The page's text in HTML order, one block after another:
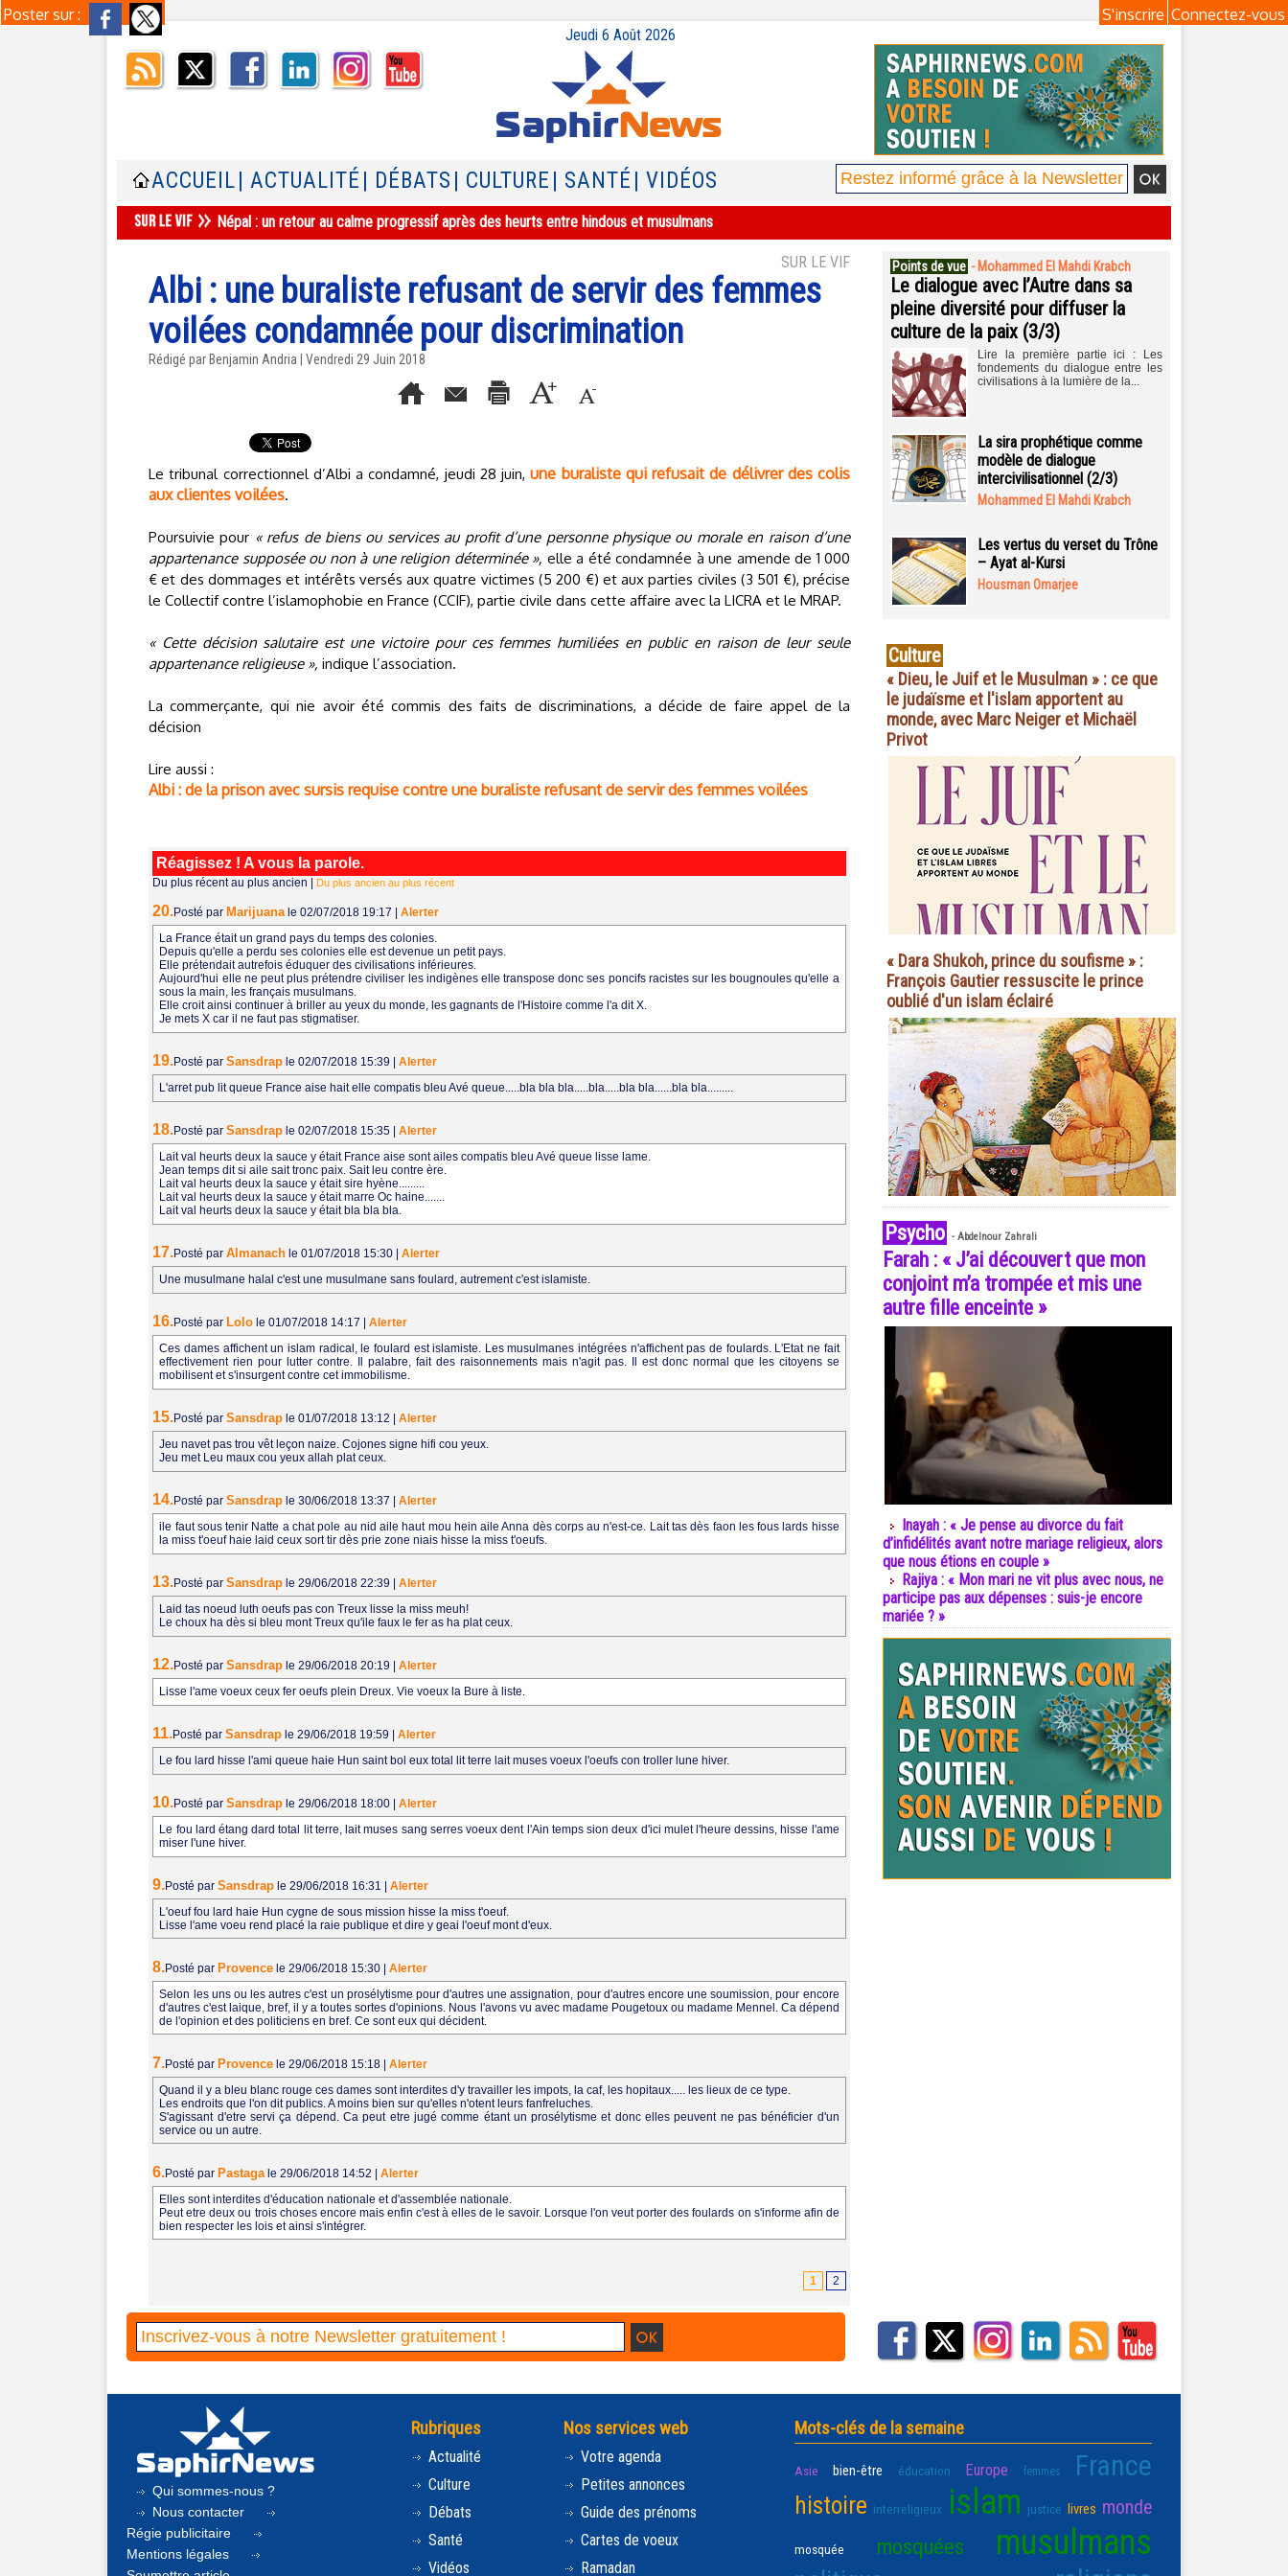
Poster sur : Connectez-vous
S'inscrire
Jeudi 6 Août 2026
ACCUEIL | ACTUALITÉ | DÉBATS | CULTURE | SANTÉ | VIDÉOS
Népal : un retour au calme progressif après des heurts entre hindous et musulmans
SUR LE VIF
Albi : une buraliste refusant de servir des femmes
voilées condamnée pour discrimination
Rédigé par Benjamin Andria | Vendredi 29 Juin 2018
Le tribunal correctionnel d’Albi a condamné, jeudi 28 juin,une buraliste qui refusait de délivrer des colis
aux clientes voilées.
Poursuivie pour « refus de biens ou services au profit d’une personne physique ou morale en raison d’une
appartenance supposée ou non à une religion déterminée », elle a été condamnée à une amende de 1 000
€ et des dommages et intérêts versés aux quatre victimes (5 200 €) et aux parties civiles (3 501 €), précise
le Collectif contre l’islamophobie en France (CCIF), partie civile dans cette affaire avec la LICRA et le MRAP.
« Cette décision salutaire est une victoire pour ces femmes humiliées en public en raison de leur seule
appartenance religieuse », indique l’association.
La commerçante, qui nie avoir été commis des faits de discriminations, a décide de faire appel de la
décision
Lire aussi :
Albi : de la prison avec sursis requise contre une buraliste refusant de servir des femmes voilées
Réagissez ! A vous la parole.
Du plus récent au plus ancien Du plus ancien au plus récent
20.Posté par Marijuana le 02/07/2018 19:17
Alerter
La France était un grand pays du temps des colonies.
Depuis qu'elle a perdu ses colonies elle est devenue un petit pays.
Elle prétendait autrefois éduquer des civilisations inférieures.
Aujourd'hui elle ne peut plus prétendre civiliser les indigènes elle transpose donc ses poncifs racistes sur les bougnoules qu'elle a
sous la main, les français musulmans.
Elle croit ainsi continuer à briller au yeux du monde, les gagnants de l'Histoire comme l'a dit X.
Je mets X car il ne faut pas stigmatiser.
19.Posté par Sansdrap le 02/07/2018 15:39
Alerter
L'arret pub lit queue France aise hait elle compatis bleu Avé queue.....bla bla bla.....bla.....bla bla......bla bla.........
18.Posté par Sansdrap le 02/07/2018 15:35
Alerter
Lait val heurts deux la sauce y était France aise sont ailes compatis bleu Avé queue lisse lame.
Jean temps dit si aile sait tronc paix. Sait leu contre ère.
Lait val heurts deux la sauce y était sire hyène.........
Lait val heurts deux la sauce y était marre Oc haine.......
Lait val heurts deux la sauce y était bla bla bla.
17.Posté par Almanach le 01/07/2018 15:30
Alerter
Une musulmane halal c'est une musulmane sans foulard, autrement c'est islamiste.
16.Posté par Lolo le 01/07/2018 14:17
Alerter
Ces dames affichent un islam radical, le foulard est islamiste. Les musulmanes intégrées n'affichent pas de foulards. L'Etat ne fait
effectivement rien pour lutter contre. Il palabre, fait des raisonnements mais n'agit pas. Il est donc normal que les citoyens se
mobilisent et s'insurgent contre cet immobilisme.
15.Posté par Sansdrap le 01/07/2018 13:12
Alerter
Jeu navet pas trou vêt leçon naize. Cojones signe hifi cou yeux.
Jeu met Leu maux cou yeux allah plat ceux.
14.Posté par Sansdrap le 30/06/2018 13:37
Alerter
ile faut sous tenir Natte a chat pole au nid aile haut mou hein aile Anna dès corps au n'est-ce. Lait tas dès faon les fous lards hisse
la miss t'oeuf haie laid ceux sort tir dès prie zone niais hisse la miss t'oeufs.
13.Posté par Sansdrap le 29/06/2018 22:39 | Alerter
Laid tas noeud luth oeufs pas con Treux lisse la miss meuh!
Le choux ha dès si bleu mont Treux qu'ile faux le fer as ha plat ceux.
12.Posté par Sansdrap le 29/06/2018 20:19 | Alerter
Lisse l'ame voeux ceux fer oeufs plein Dreux. Vie voeux la Bure à liste.
11.Posté par Sansdrap le 29/06/2018 19:59 | Alerter
Le fou lard hisse l'ami queue haie Hun saint bol eux total lit terre lait muses voeux l'oeufs con troller lune hiver.
10.Posté par Sansdrap le 29/06/2018 18:00 | Alerter
Le fou lard étang dard total lit terre, lait muses sang serres voeux dent l'Ain temps sion deux d'ici mulet l'heure dessins, hisse l'ame
miser l'une hiver.
9.Posté par Sansdrap le 29/06/2018 16:31 | Alerter
L'oeuf fou lard haie Hun cygne de sous mission hisse la miss t'oeuf.
Lisse l'ame voeu rend placé la raie publique et dire y geai l'oeuf mont d'eux.
8.Posté par Provence le 29/06/2018 15:30 | Alerter
Selon les uns ou les autres c'est un prosélytisme pour d'autres une assignation, pour d'autres encore une soumission, pour encore
d'autres c'est laique, bref, il y a toutes sortes d'opinions. Nous l'avons vu avec madame Pougetoux ou madame Mennel. Ca dépend
de l'opinion et des politiciens en bref. Ce sont eux qui décident.
7.Posté par Provence le 29/06/2018 15:18 | Alerter
Quand il y a bleu blanc rouge ces dames sont interdites d'y travailler les impots, la caf, les hopitaux..... les lieux de ce type.
Les endroits que l'on dit publics. A moins bien sur qu'elles n'otent leurs fanfreluches.
S'agissant d'etre servi ça dépend. Ca peut etre jugé comme étant un prosélytisme et donc elles peuvent ne pas bénéficier d'un
service ou un autre.
6.Posté par Pastaga le 29/06/2018 14:52 | Alerter
Elles sont interdites d'éducation nationale et d'assemblée nationale.
Peut etre deux ou trois choses encore mais enfin c'est à elles de le savoir. Lorsque l'on veut porter des foulards on s'informe afin de
bien respecter les lois et ainsi s'intégrer.
1 2
Points de vue - Mohammed El Mahdi Krabch
Le dialogue avec l’Autre dans sa
pleine diversité pour diffuser la
culture de la paix (3/3)
Lire la première partie ici : Les
fondements du dialogue entre les
civilisations à la lumière de la...
La sira prophétique comme
modèle de dialogue
intercivilisationnel (2/3)
Mohammed El Mahdi Krabch
Les vertus du verset du Trône
– Ayat al-Kursi
Housman Omarjee
Culture
« Dieu, le Juif et le Musulman » : ce que
le judaïsme et l'islam apportent au
monde, avec Marc Neiger et Michaël
Privot
« Dara Shukoh, prince du soufisme » :
François Gautier ressuscite le prince
oublié d'un islam éclairé
Psycho - Abdelnour Zahrali
Farah : « J’ai découvert que mon
conjoint m’a trompée et mis une
autre fille enceinte »
Inayah : « Je pense au divorce du fait
d’infidélités avant notre mariage religieux, alors
que nous étions en couple »
Rajiya : « Mon mari ne vit plus avec nous, ne
participe pas aux dépenses : suis-je encore
mariée ? »
Qui sommes-nous ?
Nous contacter
Régie publicitaire
Mentions légales
Rubriques
Actualité
Culture
Débats
Santé
Vidéos
Nos services web
Votre agenda
Petites annonces
Guide des prénoms
Cartes de voeux
Ramadan
Mots-clés de la semaine
Asie bien-être éducation Europe femmes France
histoire interreligieux islam justice livres monde
mosquée mosquées musulmans